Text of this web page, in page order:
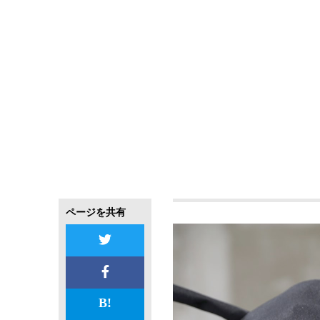
ページを共有